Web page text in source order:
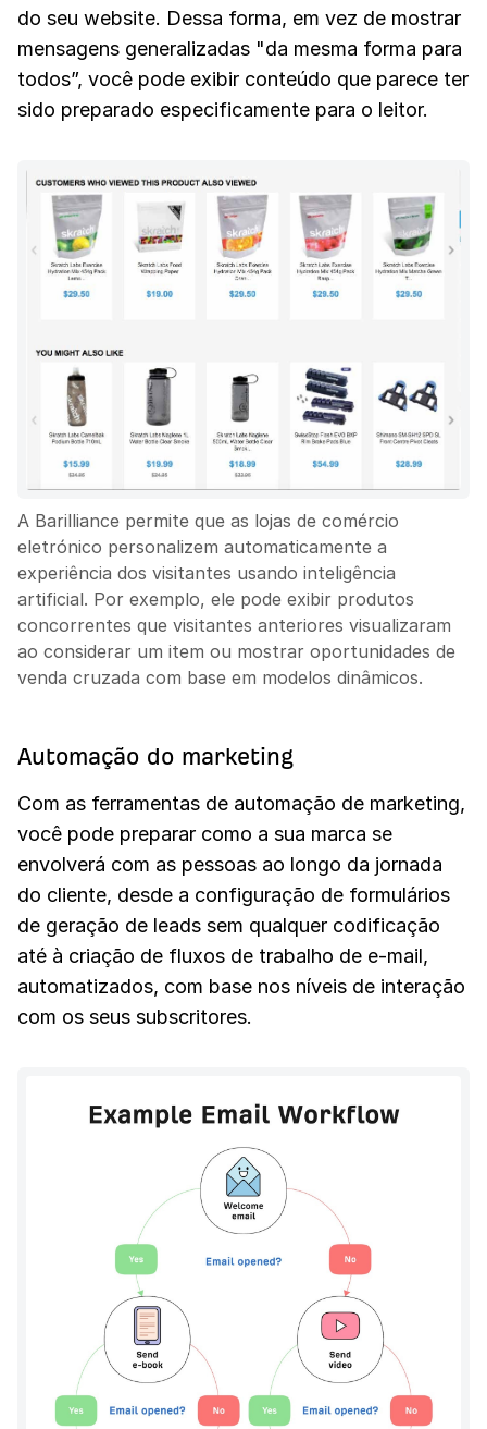
do seu website. Dessa forma, em vez de mostrar
mensagens generalizadas "da mesma forma para
todos”, você pode exibir conteúdo que parece ter
sido preparado especificamente para o leitor.
A Barilliance permite que as lojas de comércio
eletrónico personalizem automaticamente a
experiência dos visitantes usando inteligência
artificial. Por exemplo, ele pode exibir produtos
concorrentes que visitantes anteriores visualizaram
ao considerar um item ou mostrar oportunidades de
venda cruzada com base em modelos dinâmicos.
Automação do marketing
Com as ferramentas de automação de marketing,
você pode preparar como a sua marca se
envolverá com as pessoas ao longo da jornada
do cliente, desde a configuração de formulários
de geração de leads sem qualquer codificação
até à criação de fluxos de trabalho de e-mail,
automatizados, com base nos níveis de interação
com os seus subscritores.